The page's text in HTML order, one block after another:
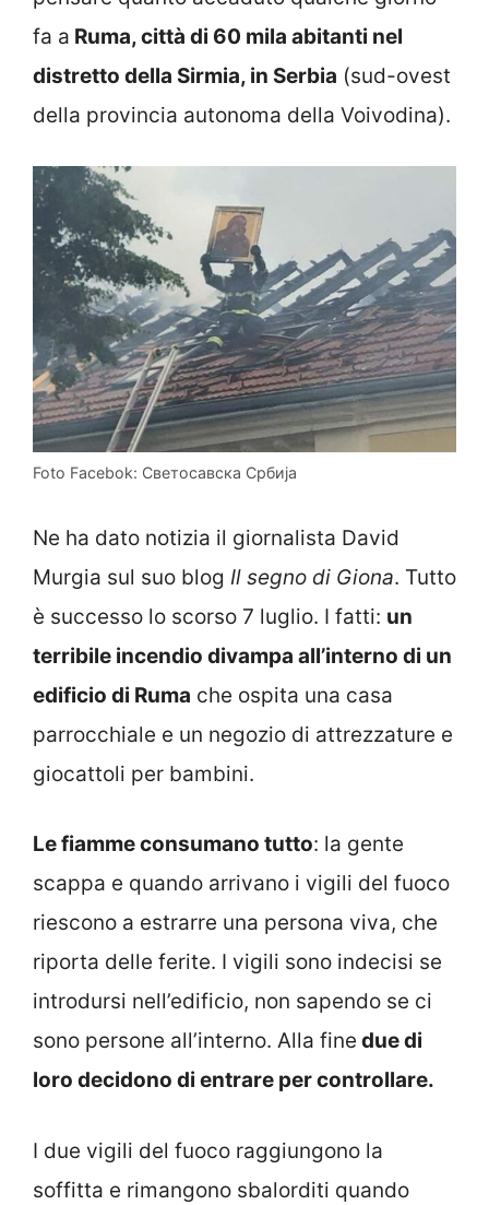
fa a Ruma, città di 60 mila abitanti nel
distretto della Sirmia, in Serbia (sud-ovest
della provincia autonoma della Voivodina).
Foto Facebok: Светосавска Србија
Ne ha dato notizia il giornalista David
Murgia sul suo blog Il segno di Giona. Tutto
è successo lo scorso 7 luglio. I fatti: un
terribile incendio divampa all’interno di un
edificio di Ruma che ospita una casa
parrocchiale e un negozio di attrezzature e
giocattoli per bambini.
Le fiamme consumano tutto: la gente
scappa e quando arrivano i vigili del fuoco
riescono a estrarre una persona viva, che
riporta delle ferite. I vigili sono indecisi se
introdursi nell’edificio, non sapendo se ci
sono persone all’interno. Alla fine due di
loro decidono di entrare per controllare.
I due vigili del fuoco raggiungono la
soffitta e rimangono sbalorditi quando